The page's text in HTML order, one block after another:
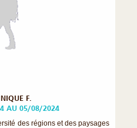
F.
AU 05/08/2024
des régions et des paysages